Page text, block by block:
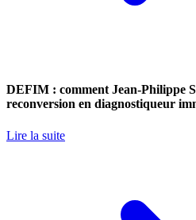
DEFIM : comment Jean-Philippe
reconversion en diagnostiqueur
Lire la suite